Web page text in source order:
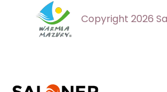
Copyright 2026